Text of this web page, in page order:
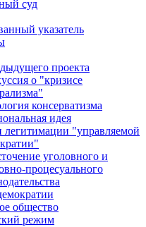
суд
указатель
проекта
о "кризисе
консерватизма
идея
легитимации "управляемой
уголовного и
процесуального
общество
режим